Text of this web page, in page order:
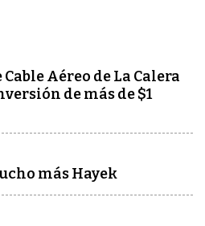
Aéreo de La Calera
de más de $1
más Hayek